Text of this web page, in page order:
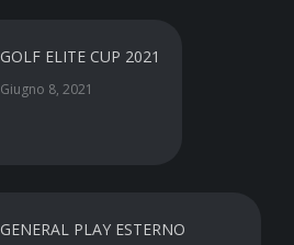
GOLF ELITE CUP 2021
Giugno 8, 2021
GENERAL PLAY ESTERNO